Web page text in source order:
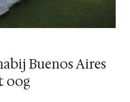
Buenos Aires
oog